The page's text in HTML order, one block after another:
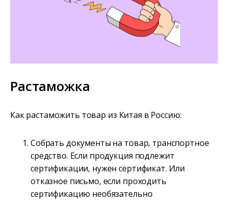
Растаможка
Как растаможить товар из Китая в Россию:
Собрать документы на товар, транспортное
средство. Если продукция подлежит
сертификации, нужен сертификат. Или
отказное письмо, если проходить
сертификацию необязательно